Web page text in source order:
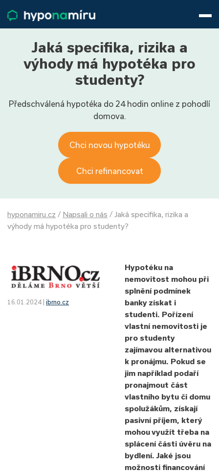
Životní pojištění
Pojištění nemovitosti
Články
O nás
Přihlásit
Jaká specifika, rizika a
výhody má hypotéka pro
studenty?
Předschválená hypotéka do 24 hodin online z pohodlí
domova.
Chci novou hypotéku
Chci refinancovat
hyponamiru.cz / Napsali o nás / Jaká specifika, rizika a
výhody má hypotéka pro studenty?
16.01.2024 | ibrno.cz
Hypotéku na
nemovitost mohou při
splnění podmínek
banky získat i
studenti. Pořízení
vlastní nemovitosti je
pro studenty
zajímavou alternativou
k pronájmu. Pokud se
jim například podaří
pronajmout část
vlastního bytu či domu
spolužákům, získají
pasivní příjem, který
mohou využít třeba na
splácení části úvěru na
bydlení. Jaké jsou
možnosti financování